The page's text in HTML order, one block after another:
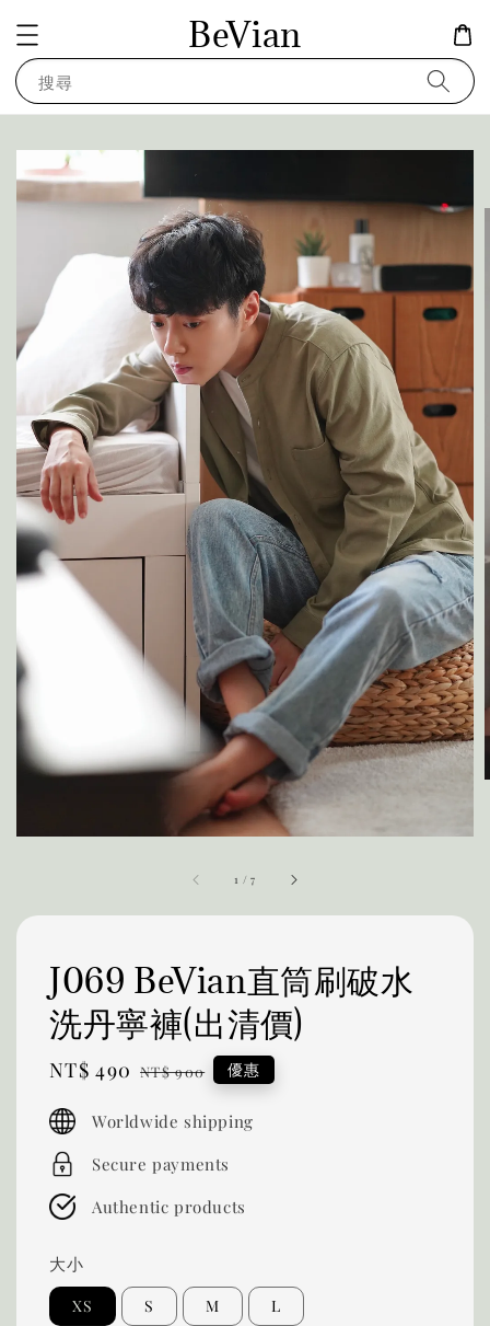
BeVian
搜尋
1 /7
J069 BeVian直筒刷破水
洗丹寧褲(出清價)
Sale
NT$ 490 Regular
NT$ 900 優惠
Worldwide shipping
Secure payments
Authentic products
大小
XS S M L